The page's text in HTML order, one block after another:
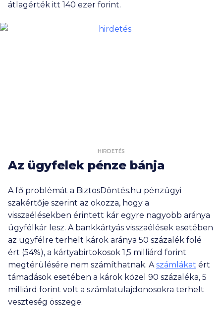
átlagérték itt 140 ezer forint.
HIRDETÉS
Az ügyfelek pénze bánja
A fő problémát a BiztosDöntés.hu pénzügyi
szakértője szerint az okozza, hogy a
visszaélésekben érintett kár egyre nagyobb aránya
ügyfélkár lesz. A bankkártyás visszaélések esetében
az ügyfélre terhelt károk aránya 50 százalék fölé
ért (54%), a kártyabirtokosok 1,5 milliárd forint
megtérülésére nem számíthatnak. Aszámlákat ért
támadások esetében a károk közel 90 százaléka, 5
milliárd forint volt a számlatulajdonosokra terhelt
veszteség összege.